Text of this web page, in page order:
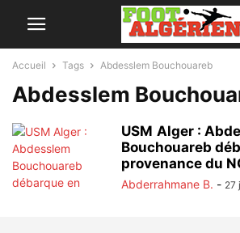
Accueil Tags Abdesslem Bouchouareb
Abdesslem
USM Alger :
Bouchouareb
provenance du
Abderrahmane B. - 27